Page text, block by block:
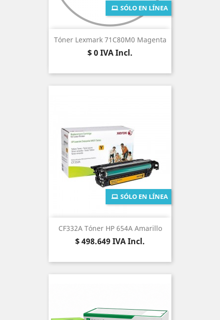
Tóner Lexmark 71C80M0 Magenta
Precio
$ 0IVA Incl.
SÓLO EN LÍNEA
CF332A Tóner HP 654A Amarillo
Precio
$ 498.649IVA Incl.
SÓLO EN LÍNEA